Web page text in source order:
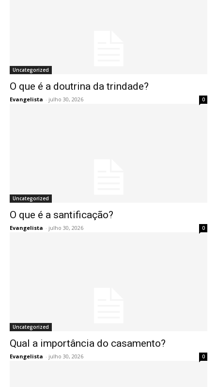
Uncategorized
O que é a doutrina da trindade?
Evangelista - julho 30, 2026 0
Uncategorized
O que é a santificação?
Evangelista - julho 30, 2026 0
Uncategorized
Qual a importância do casamento?
Evangelista - julho 30, 2026 0